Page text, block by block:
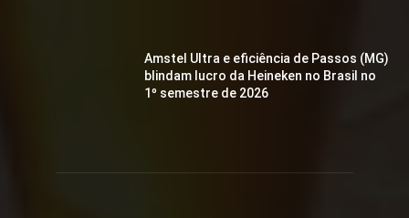
Amstel Ultra e eficiência de Passos (MG)
blindam lucro da Heineken no Brasil no
1º semestre de 2026